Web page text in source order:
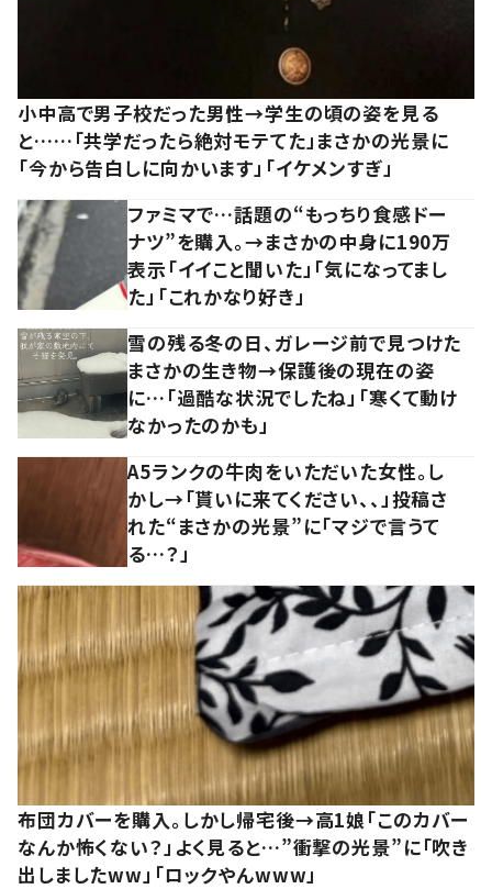
小中高で男子校だった男性→学生の頃の姿を見る
と……「共学だったら絶対モテてた」まさかの光景に
「今から告白しに向かいます」「イケメンすぎ」
ファミマで…話題の“もっちり食感ドー
ナツ”を購入。→まさかの中身に190万
表示「イイこと聞いた」「気になってまし
た」「これかなり好き」
雪の残る冬の日、ガレージ前で見つけた
まさかの生き物→保護後の現在の姿
に…「過酷な状況でしたね」「寒くて動け
なかったのかも」
A5ランクの牛肉をいただいた女性。し
かし→「貰いに来てください、、」投稿さ
れた“まさかの光景”に「マジで言うて
る…？」
布団カバーを購入。しかし帰宅後→高1娘「このカバー
なんか怖くない？」よく見ると…”衝撃の光景”に「吹き
出しましたww」「ロックやんwww」